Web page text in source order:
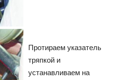
Протираем указатель
тряпкой и
устанавливаем на